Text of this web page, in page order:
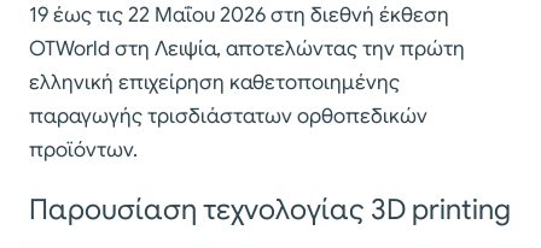
19 έως τις 22 Μαΐου 2026 στη διεθνή έκθεση
OTWorld στη Λειψία, αποτελώντας την πρώτη
ελληνική επιχείρηση καθετοποιημένης
παραγωγής τρισδιάστατων ορθοπεδικών
προϊόντων.
Παρουσίαση τεχνολογίας 3D printing